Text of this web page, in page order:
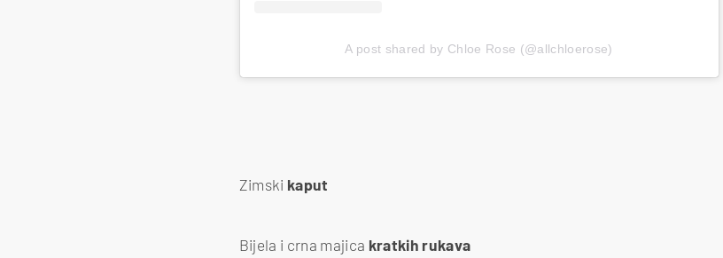
A post shared by Chloe Rose (@allchloerose)
Zimski kaput
Bijela i crna majica kratkih rukava